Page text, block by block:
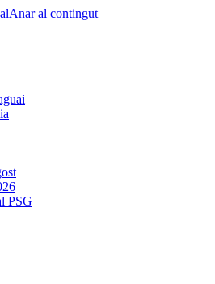
Anar al contingut
PSG